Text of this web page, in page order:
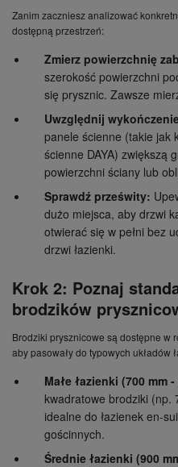
Zanim zaczniesz analizować
dostępną przestrzeń:
Zmierz powierzchnię
szerokość powierzchni
się prysznic. Zawsze
Uwzględnij
panele ścienne (takie jak
ścienne DAYA) zwiększą
powierzchni ściany lub
Sprawdź prześwity:
dużo miejsca, aby drzwi
otwierać się w pełni bez
drzwi łazienki.
Krok 2: Poznaj
brodzików
Brodziki prysznicowe są dostępne w
aby pasowały do typowych układów
Małe łazienki (700 mm
kwadratowe brodziki (np.
idealne do łazienek en-
gościnnych.
Średnie łazienki (900